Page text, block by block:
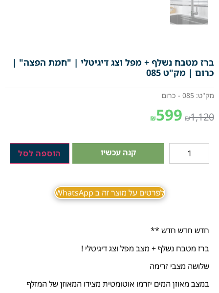
ברז מטבח נשלף + מפל וצג דיגיטלי | "חמת הפצה" |
כרום | מק"ט 085
מק"ט: 085 - כרום
₪1,120
₪599
קנה עכשיו הוספה לסל
לפרטים על מוצר זה ב WhatsApp
חדש חדש חדש **
ברז מטבח נשלף + מצב מפל וצג דיגיטלי !
שלושה מצבי זרימה
במצב מאוזן המים יזרמו אוטומטית מצידו המאוזן של המזלף